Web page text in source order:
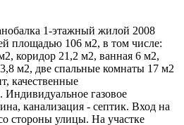
1-этажный жилой 2008
площадью 106 м2, в том числе:
коридор 21,2 м2, ванная 6 м2,
м2, две спальные комнаты 17 м2
качественные
Индивидуальное газовое
канализация - септик. Вход на
стороны улицы. На участке